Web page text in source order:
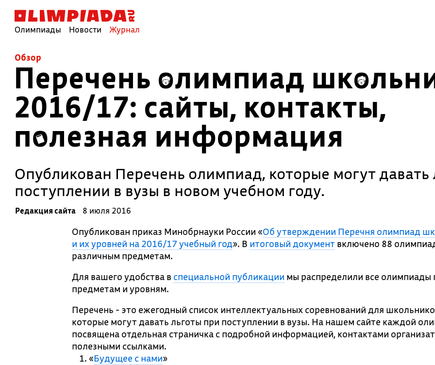
Олимпиады Новости Журнал
Обзор
Перечень олимпиад
2016/17: сайты, контакты,
полезная информация
Опубликован Перечень олимпиад, которые могут давать
поступлении в вузы в новом учебном году.
Редакция сайта 8 июля 2016
Опубликован приказ Минобрнауки России «Об утверждении Перечня олимпиад
и их уровней на 2016/17 учебный год». В итоговый документ включено 88
различным предметам.
Для вашего удобства в специальной публикации мы распределили все олимпиады
предметам и уровням.
Перечень - это ежегодный список интеллектуальных соревнований для
которые могут давать льготы при поступлении в вузы. На нашем сайте каждой
посвящена отдельная страничка с подробной информацией, контактами
полезными ссылками.
«Будущее с нами»